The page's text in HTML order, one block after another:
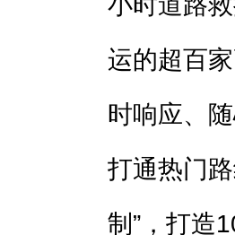
运的超百
时响应、
打通热门
制”，打造